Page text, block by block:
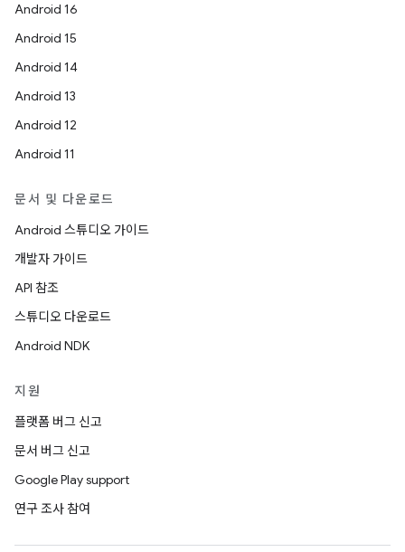
Android 16
Android 15
Android 14
Android 13
Android 12
Android 11
문서 및 다운로드
Android 스튜디오 가이드
개발자 가이드
API 참조
스튜디오 다운로드
Android NDK
지원
플랫폼 버그 신고
문서 버그 신고
Google Play support
연구 조사 참여